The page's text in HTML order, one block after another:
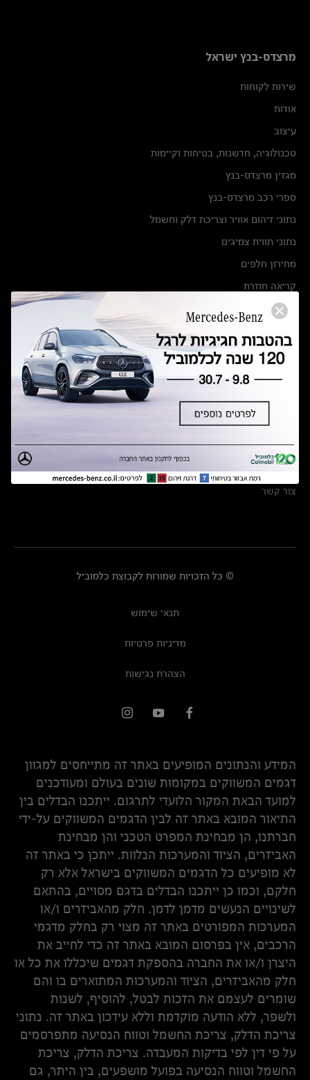
מרצדס-בנץ ישראל
שירות לקוחות
אודות
עיצוב
טכנולוגיה, חדשנות, בטיחות וקיימות
מגזין מרצדס-בנץ
ספרי רכב מרצדס-בנץ
נתוני זיהום אוויר וצריכת דלק וחשמל
נתוני תווית צמיגים
מחירון חלפים
קריאה חוזרת
הודעה על הטבות לרכבי מרצדס בהסדר פשרה בתצ 56447-02-19
תקנון ימי מכירות 120 לכלמוביל
מצאו אותנו
אולמות תצוגה
מרכזי שירות
צור קשר
© כל הזכויות שמורות לקבוצת כלמוביל
תנאי שימוש
מדיניות פרטיות
הצהרת נגישות
המידע והנתונים המופיעים באתר זה מתייחסים למגוון
דגמים המשווקים במקומות שונים בעולם ומעודכנים
למועד הבאת המקור הלועדי לתרגום. ייתכנו הבדלים בין
התיאור המובא באתר זה לבין הדגמים המשווקים על-ידי
חברתנו, הן מבחינת המפרט הטכני והן מבחינת
האביזרים, הציוד והמערכות הנלוות. ייתכן כי באתר זה
לא מופיעים כל הדגמים המשווקים בישראל אלא רק
חלקם, וכמו כן ייתכנו הבדלים בדגם מסויים, בהתאם
לשינויים הנעשים מדמן לדמן. חלק מהאביזרים ו/או
המערכות המפורטים באתר זה מצוי רק בחלק מדגמי
הרכבים, אין בפרסום המובא באתר זה כדי לחייב את
היצרן ו/או את החברה בהספקת דגמים שיכללו את כל או
חלק מהאביזרים, הציוד והמערכות המתוארים בו והם
שומרים לעצמם את הזכות לבטל, להוסיף, לשנות
ולשפר, ללא הודעה מוקדמת וללא עידכון באתר זה. נתוני
צריכת הדלק, צריכת החשמל וטווח הנסיעה מתפרסמים
על פי דין לפי בדיקות המעבדה. צריכת הדלק, צריכת
החשמל וטווח הנסיעה בפועל מושפעים, בין היתר, גם